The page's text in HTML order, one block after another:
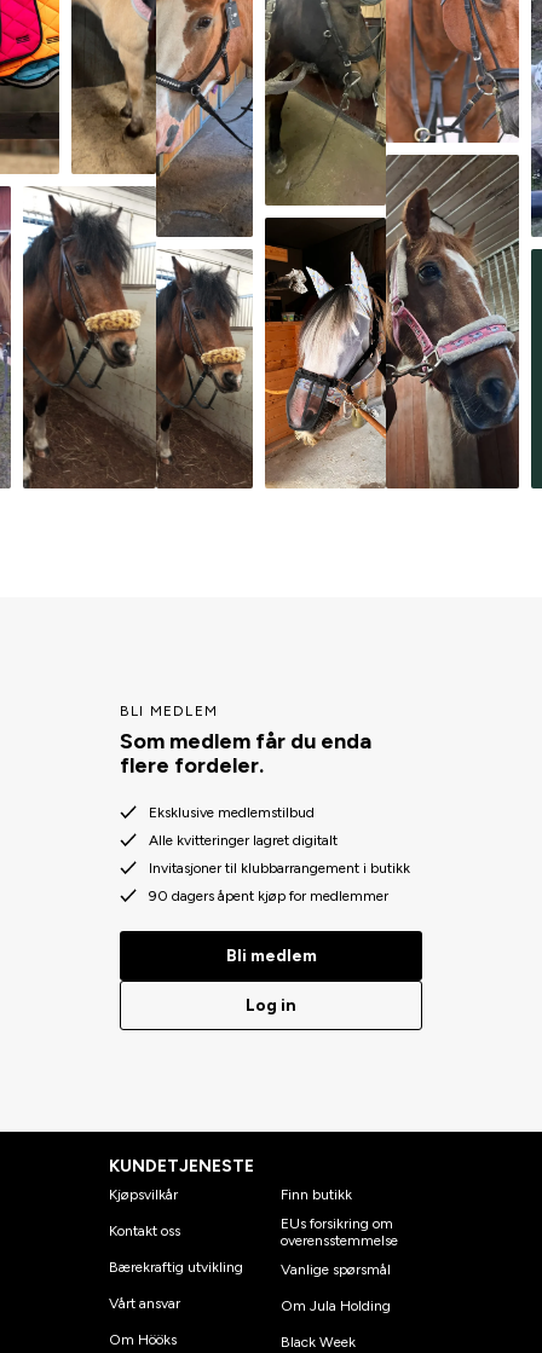
BLI MEDLEM
Som medlem får du enda
flere fordeler.
Eksklusive medlemstilbud
Alle kvitteringer lagret digitalt
Invitasjoner til klubbarrangement i butikk
90 dagers åpent kjøp for medlemmer
Bli medlem
Log in
KUNDETJENESTE
Kjøpsvilkår
Kontakt oss
Bærekraftig utvikling
Vårt ansvar
Om Hööks
Finn butikk
EUs forsikring om
overensstemmelse
Vanlige spørsmål
Om Jula Holding
Black Week